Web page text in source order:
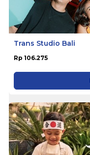
Trans Studio Bali
Rp 106.275